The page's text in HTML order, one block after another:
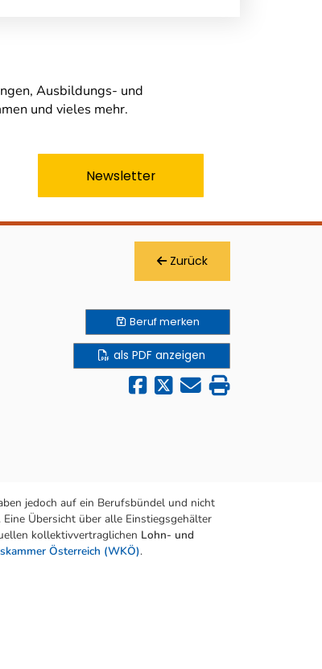
Ausbildungs- und
und vieles mehr.
Newsletter
Zurück
Berufmerken
als PDF anzeigen
jedoch auf ein Berufsbündel und nicht
Übersicht über alle Einstiegsgehälter
kollektivvertraglichen Lohn- und
Österreich (WKÖ).